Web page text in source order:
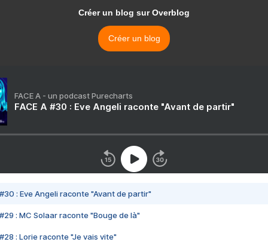
Créer un blog sur Overblog
Créer un blog
FACE A - un podcast Purecharts
FACE A #30 : Eve Angeli raconte "Avant de partir"
#30 : Eve Angeli raconte "Avant de partir"
#29 : MC Solaar raconte "Bouge de là"
#28 : Lorie raconte "Je vais vite"